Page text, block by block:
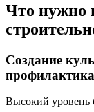
Что нужно
Создание
Высокий уровень